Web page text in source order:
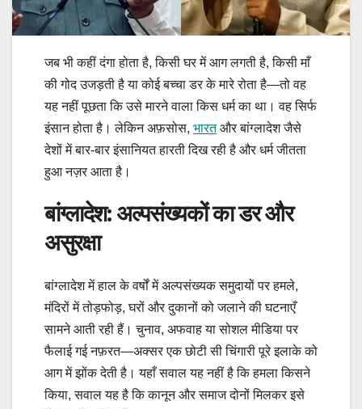
जब भी कहीं दंगा होता है, किसी घर में आग लगती है, किसी माँ
की गोद उजड़ती है या कोई बच्चा डर के मारे रोता है—तो वह
यह नहीं पूछता कि उसे मारने वाला किस धर्म का था। वह सिर्फ
इंसान होता है। लेकिन अफ़सोस, भारतऔर बांग्लादेश जैसे
देशों में बार-बार इंसानियत हारती दिख रही है और धर्म जीतता
हुआ नज़र आता है।
बांग्लादेश: अल्पसंख्यकों का डर और
असुरक्षा
बांग्लादेश में हाल के वर्षों में अल्पसंख्यक समुदायों पर हमले,
मंदिरों में तोड़फोड़, घरों और दुकानों को जलाने की घटनाएँ
सामने आती रही हैं। चुनाव, अफवाह या सोशल मीडिया पर
फैलाई गई नफ़रत—अक्सर एक छोटी सी चिंगारी पूरे इलाके को
आग में झोंक देती है। यहाँ सवाल यह नहीं है कि हमला किसने
किया, सवाल यह है कि कानून और समाज दोनों मिलकर इसे